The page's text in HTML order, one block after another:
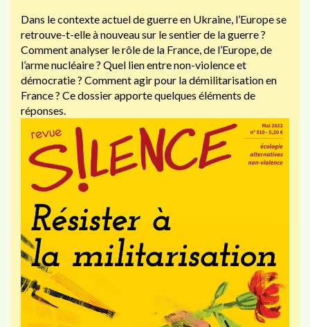
Dans le contexte actuel de guerre en Ukraine, l’Europe se
retrouve-t-elle à nouveau sur le sentier de la guerre ?
Comment analyser le rôle de la France, de l’Europe, de
l’arme nucléaire ? Quel lien entre non-violence et
démocratie ? Comment agir pour la démilitarisation en
France ? Ce dossier apporte quelques éléments de
réponses.